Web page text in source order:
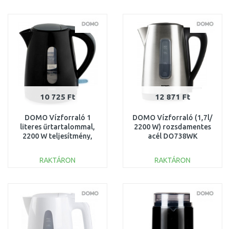
Összehasonlítás Összehasonlítás
10 725 Ft
DOMO Vízforraló 1
literes űrtartalommal,
2200 W teljesítmény,
RAKTÁRON
Összehasonlítás
12 871 Ft
DOMO Vízforraló (1,7l/
2200 W) rozsdamentes
acél DO738WK
RAKTÁRON
Összehasonlítás